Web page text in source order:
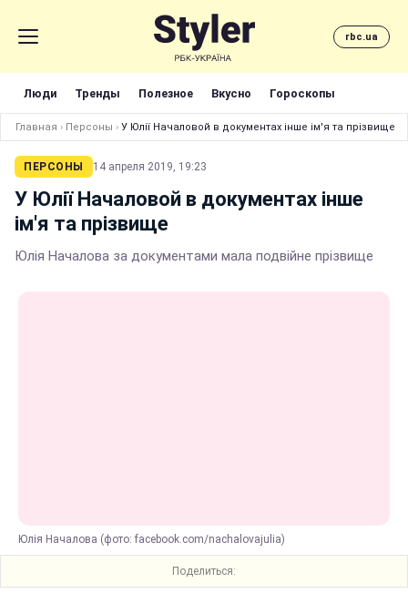
rbc.ua
Люди Тренды Полезное Вкусно Гороскопы
Главная › Персоны › У Юлії Началовой в документах інше ім'я та прізвище
ПЕРСОНЫ 14 апреля 2019, 19:23
У Юлії Началовой в документах інше
ім'я та прізвище
Юлія Началова за документами мала подвійне прізвище
Юлія Началова (фото: facebook.com/nachalovajulia)
Поделиться: